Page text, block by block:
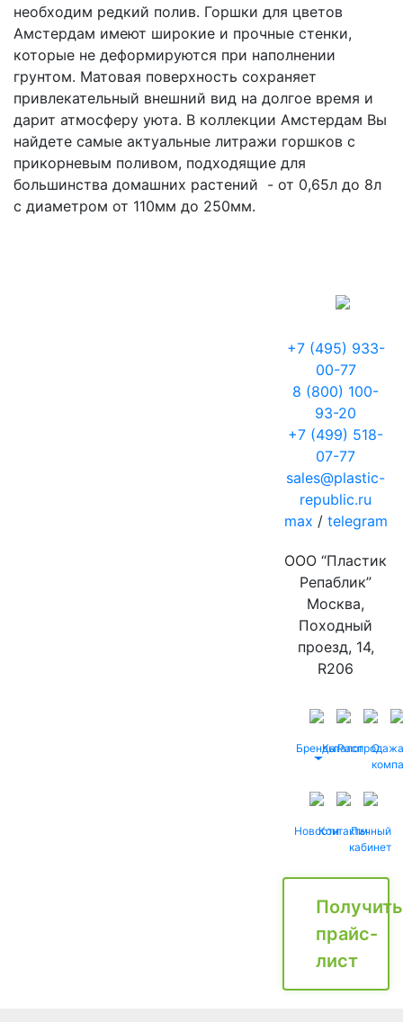
необходим редкий полив. Горшки для цветов
Амстердам имеют широкие и прочные стенки,
которые не деформируются при наполнении
грунтом. Матовая поверхность сохраняет
привлекательный внешний вид на долгое время и
дарит атмосферу уюта. В коллекции Амстердам Вы
найдете самые актуальные литражи горшков с
прикорневым поливом, подходящие для
большинства домашних растений - от 0,65л до 8л
с диаметром от 110мм до 250мм.
+7 (495) 933-
00-77
8 (800) 100-
93-20
+7 (499) 518-
07-77
sales@plastic-
republic.ru
max / telegram
ООО “Пластик
Репаблик”
Москва,
Походный
проезд, 14,
R206
БрендыКаталог
Распродажа
О
НовостиКонтактыЛичный
кабинет
Получить
прайс-
лист